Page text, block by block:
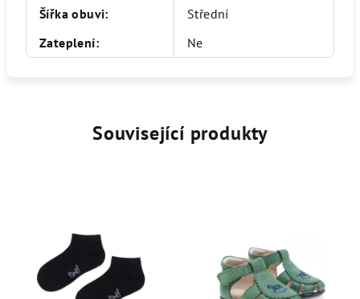
Šířka obuvi:
Střední
Zateplení: Ne
Související produkty